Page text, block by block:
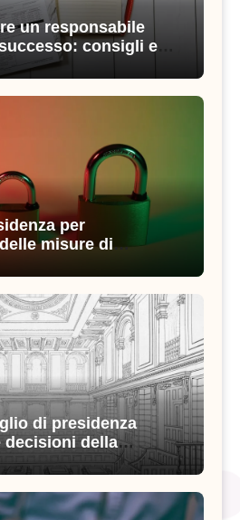
un responsabile
consigli e
per
misure di
di presidenza
della